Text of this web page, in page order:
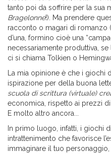
tanto poi da soffrire per la sua
Bragelonne!). Ma prendere
racconto o magari di romanzo
d’una, formino cioè una
necessariamente produttiva,
ci si chiama Tolkien o
La mia opinione è che i giochi
ispirazione per della buona
scuola di scrittura (virtuale)
economica, rispetto ai prezzi
E molto altro ancora...
In primo luogo, infatti, i giochi
intrattenimento che favorisce
immaginare il tuo